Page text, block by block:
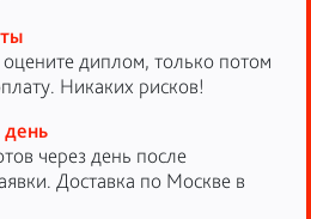
диплом, только потом
Никаких рисков!
день
через день после
Доставка по Москве в